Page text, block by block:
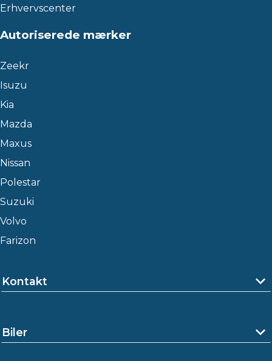
Erhvervscenter
Autoriserede mærker
Zeekr
Isuzu
Kia
Mazda
Maxus
Nissan
Polestar
Suzuki
Volvo
Farizon
Kontakt
Biler